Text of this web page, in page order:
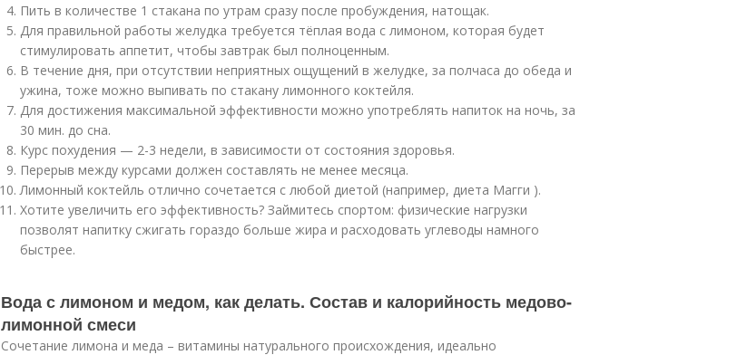
Пить в количестве 1 стакана по утрам сразу после пробуждения, натощак.
Для правильной работы желудка требуется тёплая вода с лимоном, которая будет
стимулировать аппетит, чтобы завтрак был полноценным.
В течение дня, при отсутствии неприятных ощущений в желудке, за полчаса до обеда и
ужина, тоже можно выпивать по стакану лимонного коктейля.
Для достижения максимальной эффективности можно употреблять напиток на ночь, за
30 мин. до сна.
Курс похудения — 2-3 недели, в зависимости от состояния здоровья.
Перерыв между курсами должен составлять не менее месяца.
Лимонный коктейль отлично сочетается с любой диетой (например, диета Магги ).
Хотите увеличить его эффективность? Займитесь спортом: физические нагрузки
позволят напитку сжигать гораздо больше жира и расходовать углеводы намного
быстрее.
Вода с лимоном и медом, как делать. Состав и калорийность медово-
лимонной смеси
Сочетание лимона и меда – витамины натурального происхождения, идеально